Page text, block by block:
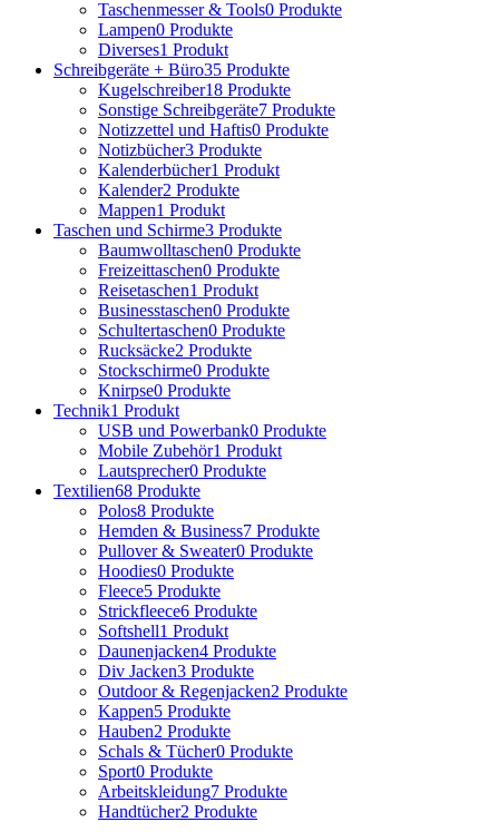
Taschenmesser & Tools0 Produkte
Lampen0 Produkte
Diverses1 Produkt
Schreibgeräte + Büro35 Produkte
Kugelschreiber18 Produkte
Sonstige Schreibgeräte7 Produkte
Notizzettel und Haftis0 Produkte
Notizbücher3 Produkte
Kalenderbücher1 Produkt
Kalender2 Produkte
Mappen1 Produkt
Taschen und Schirme3 Produkte
Baumwolltaschen0 Produkte
Freizeittaschen0 Produkte
Reisetaschen1 Produkt
Businesstaschen0 Produkte
Schultertaschen0 Produkte
Rucksäcke2 Produkte
Stockschirme0 Produkte
Knirpse0 Produkte
Technik1 Produkt
USB und Powerbank0 Produkte
Mobile Zubehör1 Produkt
Lautsprecher0 Produkte
Textilien68 Produkte
Polos8 Produkte
Hemden & Business7 Produkte
Pullover & Sweater0 Produkte
Hoodies0 Produkte
Fleece5 Produkte
Strickfleece6 Produkte
Softshell1 Produkt
Daunenjacken4 Produkte
Div Jacken3 Produkte
Outdoor & Regenjacken2 Produkte
Kappen5 Produkte
Hauben2 Produkte
Schals & Tücher0 Produkte
Sport0 Produkte
Arbeitskleidung7 Produkte
Handtücher2 Produkte